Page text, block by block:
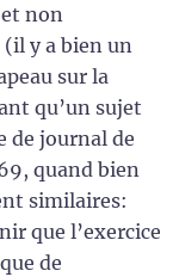
non
y a bien un
sur la
qu’un sujet
de journal de
quand bien
similaires:
que l’exercice
de